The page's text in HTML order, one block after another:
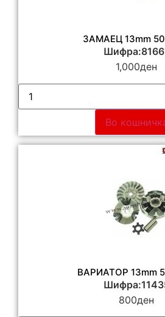
ЗАМАЕЦ 13mm
1,000ден
Во
ВАРИАТОР 13mm
800ден